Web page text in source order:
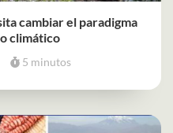
cambiar el paradigma
climático
5 minutos